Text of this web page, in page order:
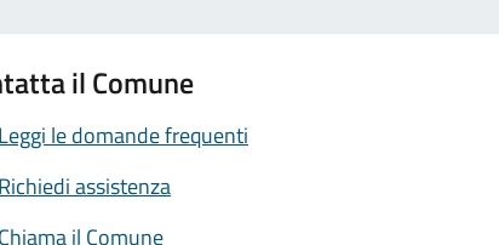
il Comune
le domande frequenti
assistenza
il Comune